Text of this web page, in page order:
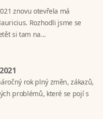
znovu otevřela má
Rozhodli jsme se
si tam na...
rok plný změn, zákazů,
problémů, které se pojí s